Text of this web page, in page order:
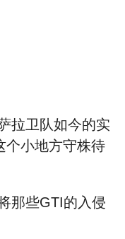
拉卫队如今的实
个小地方守株待
那些GTI的入侵